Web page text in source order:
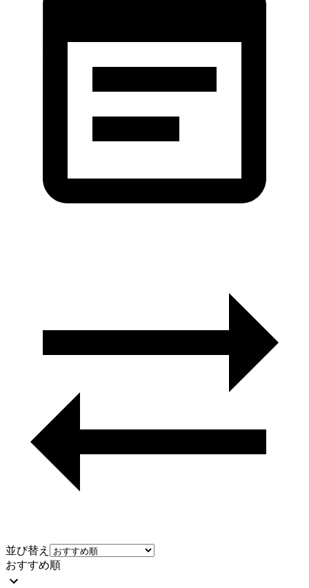
並び替え
おすすめ順